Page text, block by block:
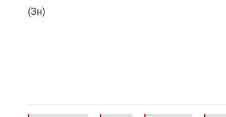
(Зн)